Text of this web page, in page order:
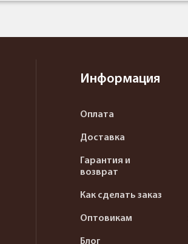
Информация
Оплата
Доставка
Гарантия и
возврат
Как сделать заказ
Оптовикам
Блог